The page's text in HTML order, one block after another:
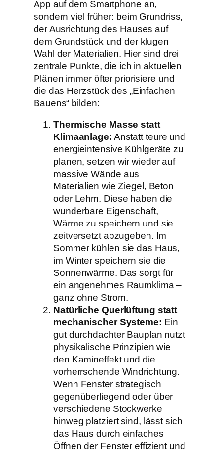
App auf dem Smartphone an,
sondern viel früher: beim Grundriss,
der Ausrichtung des Hauses auf
dem Grundstück und der klugen
Wahl der Materialien. Hier sind drei
zentrale Punkte, die ich in aktuellen
Plänen immer öfter priorisiere und
die das Herzstück des „Einfachen
Bauens“ bilden:
Thermische Masse statt
Klimaanlage: Anstatt teure und
energieintensive Kühlgeräte zu
planen, setzen wir wieder auf
massive Wände aus
Materialien wie Ziegel, Beton
oder Lehm. Diese haben die
wunderbare Eigenschaft,
Wärme zu speichern und sie
zeitversetzt abzugeben. Im
Sommer kühlen sie das Haus,
im Winter speichern sie die
Sonnenwärme. Das sorgt für
ein angenehmes Raumklima –
ganz ohne Strom.
Natürliche Querlüftung statt
mechanischer Systeme: Ein
gut durchdachter Bauplan nutzt
physikalische Prinzipien wie
den Kamineffekt und die
vorherrschende Windrichtung.
Wenn Fenster strategisch
gegenüberliegend oder über
verschiedene Stockwerke
hinweg platziert sind, lässt sich
das Haus durch einfaches
Öffnen der Fenster effizient und